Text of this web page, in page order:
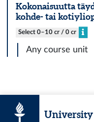
Kokonaisuutta
kohde- tai
Select 0–10 cr / 0 cr
Any course unit
University